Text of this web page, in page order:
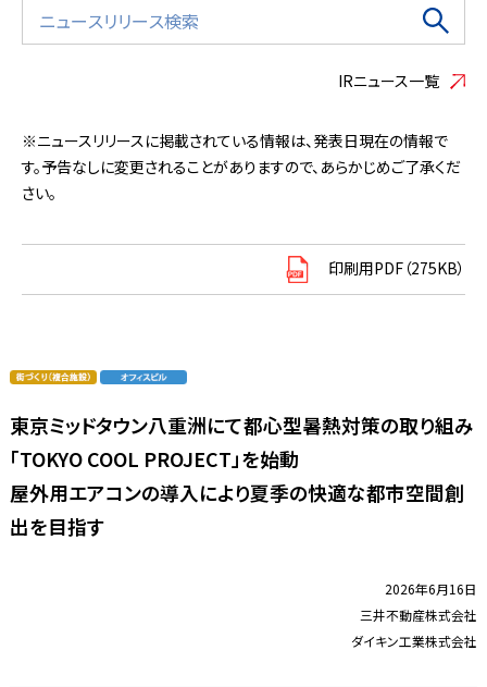
IRニュース一覧
※ニュースリリースに掲載されている情報は、発表日現在の情報で
す。予告なしに変更されることがありますので、あらかじめご了承くだ
さい。
印刷用PDF（275KB）
東京ミッドタウン八重洲にて都心型暑熱対策の取り組み
「TOKYO COOL PROJECT」を始動
屋外用エアコンの導入により夏季の快適な都市空間創
出を目指す
2026年6月16日
三井不動産株式会社
ダイキン工業株式会社